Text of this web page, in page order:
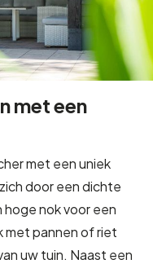
met een
met een uniek
door een dichte
nok voor een
met pannen of riet
uw tuin. Naast een